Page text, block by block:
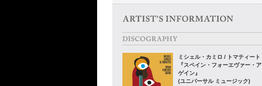
ミシェル・カミロ / トマティート
『スペイン・フォーエヴァー・ア
ゲイン』
(ユニバーサル ミュージック)